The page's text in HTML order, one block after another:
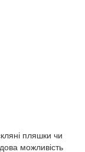
пляшки чи
можливість